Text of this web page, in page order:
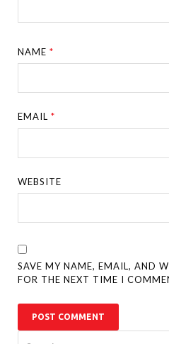
NAME*
EMAIL*
WEBSITE
SAVE MY NAME, EMAIL, AND
FOR THE NEXT TIME I